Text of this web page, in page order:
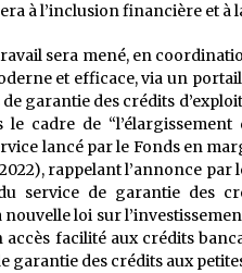
à l’inclusion financière et à
sera mené, en
et efficace, via un
garantie des crédits
cadre de
lancé par le Fonds en
rappelant l’annonce par
service de garantie des
loi sur
facilité aux crédits
garantie des crédits aux